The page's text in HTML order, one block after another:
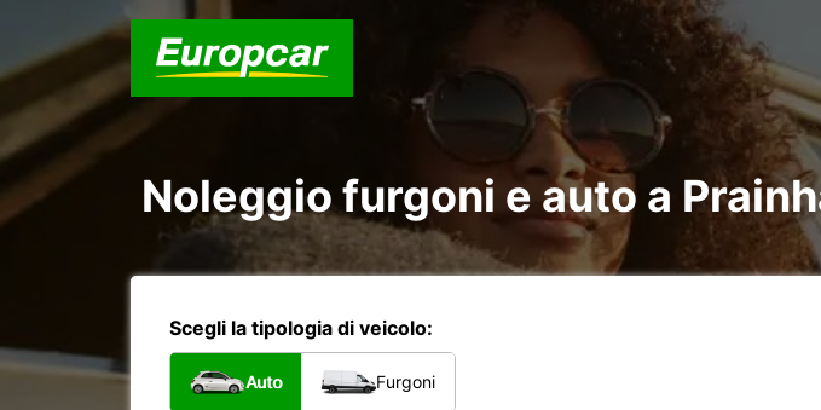
Noleggio furgoni e auto a
Scegli la tipologia di veicolo:
Auto Furgoni